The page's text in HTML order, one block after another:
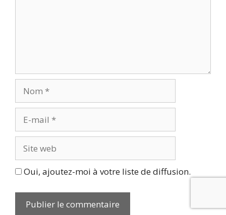
mail
web
Oui, ajoutez-moi à votre liste de diffusion.